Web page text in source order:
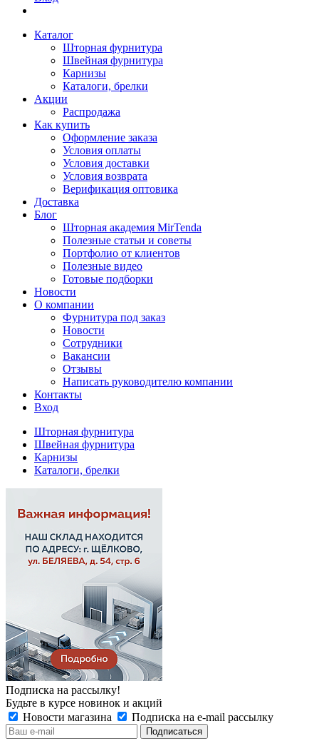
Каталог
Шторная фурнитура
Швейная фурнитура
Карнизы
Каталоги, брелки
Акции
Распродажа
Как купить
Оформление заказа
Условия оплаты
Условия доставки
Условия возврата
Верификация оптовика
Доставка
Блог
Шторная академия MirTenda
Полезные статьи и советы
Портфолио от клиентов
Полезные видео
Готовые подборки
Новости
О компании
Фурнитура под заказ
Новости
Сотрудники
Вакансии
Отзывы
Написать руководителю компании
Контакты
Вход
Шторная фурнитура
Швейная фурнитура
Карнизы
Каталоги, брелки
Подписка на рассылку!
Будьте в курсе новинок и акций
Новости магазина
Подписка на e-mail рассылку